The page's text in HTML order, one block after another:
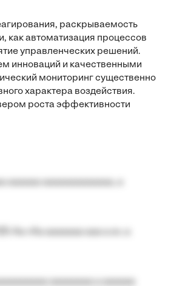
раскрываемость
как автоматизация процессов
управленческих решений.
инноваций и качественными
мониторинг существенно
характера воздействия.
роста эффективности